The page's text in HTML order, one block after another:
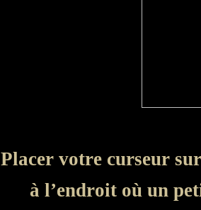
Placer votre curseur
à l’endroit où un